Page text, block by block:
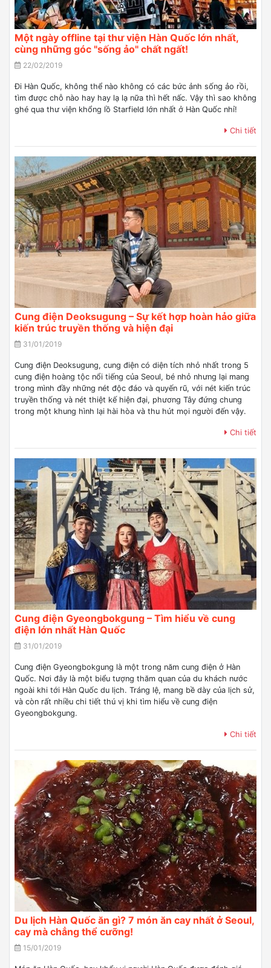
Một ngày offline tại thư viện Hàn Quốc lớn nhất,
cùng những góc "sống ảo" chất ngất!
22/02/2019
Đi Hàn Quốc, không thể nào không có các bức ảnh sống ảo rồi,
tìm được chỗ nào hay hay lạ lạ nữa thì hết nấc. Vậy thì sao không
ghé qua thư viện khổng lồ Starfield lớn nhất ở Hàn Quốc nhỉ!
Chi tiết
Cung điện Deoksugung – Sự kết hợp hoàn hảo giữa
kiến trúc truyền thống và hiện đại
31/01/2019
Cung điện Deoksugung, cung điện có diện tích nhỏ nhất trong 5
cung điện hoàng tộc nổi tiếng của Seoul, bé nhỏ nhưng lại mang
trong mình đầy những nét độc đáo và quyến rũ, với nét kiến trúc
truyền thống và nét thiệt kế hiện đại, phương Tây đứng chung
trong một khung hình lại hài hòa và thu hút mọi người đến vậy.
Chi tiết
Cung điện Gyeongbokgung – Tìm hiểu về cung
điện lớn nhất Hàn Quốc
31/01/2019
Cung điện Gyeongbokgung là một trong năm cung điện ở Hàn
Quốc. Nơi đây là một biểu tượng thăm quan của du khách nước
ngoài khi tới Hàn Quốc du lịch. Tráng lệ, mang bề dày của lịch sử,
và còn rất nhiều chi tiết thú vị khi tìm hiểu về cung điện
Gyeongbokgung.
Chi tiết
Du lịch Hàn Quốc ăn gì? 7 món ăn cay nhất ở Seoul,
cay mà chẳng thể cưỡng!
15/01/2019